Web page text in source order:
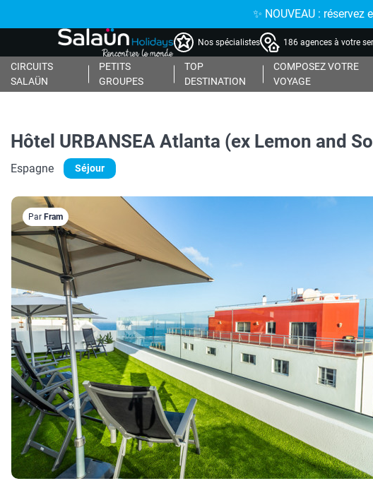
✨ NOUVEAU :
Nos spécialistes 186 agences à votre
CIRCUITS
SALAÜN
PETITS
GROUPES
TOP
DESTINATION
COMPOSEZ VOTRE
VOYAGE
Hôtel URBANSEA Atlanta (ex Lemon and
Espagne Séjour
Par Fram